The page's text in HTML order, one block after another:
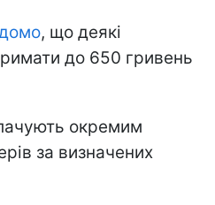
, що деякі
до 650 гривень
окремим
за визначених